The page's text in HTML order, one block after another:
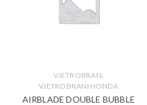
VJETROBRAN,
VJETROBRANI HONDA
AIRBLADE DOUBLE BUBBLE